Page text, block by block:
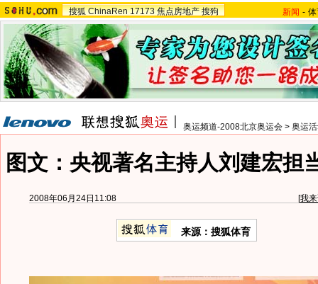
搜狐 ChinaRen 17173 焦点房地产 搜狗 新闻 -
奥运频道-2008北京奥运会 > 奥运
图文：央视著名主持人刘建宏担
2008年06月24日11:08 [我
来源：搜狐体育